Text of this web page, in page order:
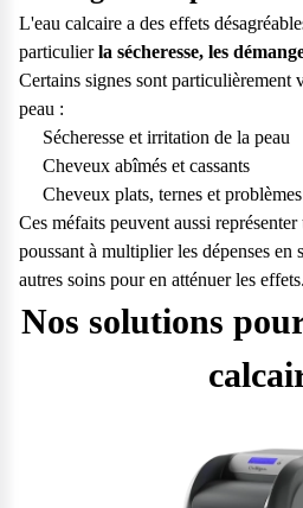
L'eau calcaire a des effets
particulierla sécheresse, les
Certains signes sont particulièrement
peau :
Sécheresse et irritation de la peau
Cheveux abîmés et cassants
Cheveux plats, ternes et
Ces méfaits peuvent aussi représenter
poussant à multiplier les dépenses en
autres soins pour en atténuer les effets.
Le calcaire dans l'eau coûte cher. Il
d'unesurconsommation d'énergie,
de produits de nettoyage.
En effet, une eau contenant du
produits ménagers tels que le savon
utiliser 4 fois plus de produit pour
L'exposition constante à l'eau dure
sont pas traités, ces dépôts peuvent
canalisations et réduire la qualité de
Les tuyaux et les vannes qui
réfrigérateur, votre chauffe-eau, votre
vaisselle sont également affectés par
L'accumulation de minéraux peut
réduit leur efficacité et entraîne des
réparations coûteux.
Nos solutions